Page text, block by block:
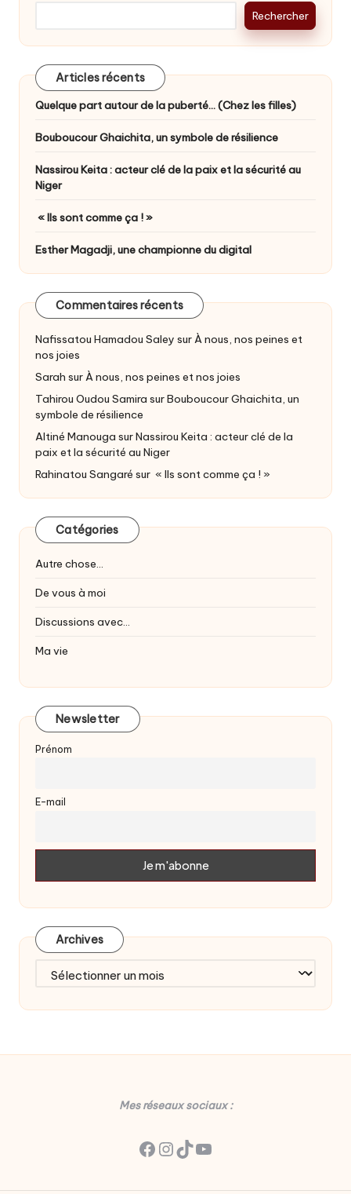
Rechercher
Articles récents
Quelque part autour de la puberté… (Chez les filles)
Bouboucour Ghaichita, un symbole de résilience
Nassirou Keita : acteur clé de la paix et la sécurité au
Niger
« Ils sont comme ça ! »
Esther Magadji, une championne du digital
Commentaires récents
Nafissatou Hamadou Saley surÀ nous, nos peines et
nos joies
Sarah surÀ nous, nos peines et nos joies
Tahirou Oudou Samira surBouboucour Ghaichita, un
symbole de résilience
Altiné Manouga surNassirou Keita : acteur clé de la
paix et la sécurité au Niger
Rahinatou Sangaré sur « Ils sont comme ça ! »
Catégories
Autre chose…
De vous à moi
Discussions avec…
Ma vie
Newsletter
Prénom
E-mail
Archives
Archives
Mes réseaux sociaux :
Facebook
Instagram
TikTok
YouTube